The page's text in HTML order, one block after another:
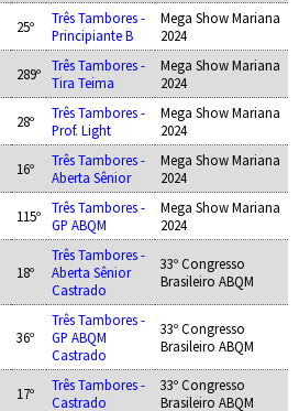
25º
Três Tambores -
Principiante B
Mega Show Mariana
2024
289º
Três Tambores -
Tira Teima
Mega Show Mariana
2024
28º
Três Tambores -
Prof. Light
Mega Show Mariana
2024
16º
Três Tambores -
Aberta Sênior
Mega Show Mariana
2024
115º
Três Tambores -
GP ABQM
Mega Show Mariana
2024
18º
Três Tambores -
Aberta Sênior
Castrado
33º Congresso
Brasileiro ABQM
36º
Três Tambores -
GP ABQM
Castrado
33º Congresso
Brasileiro ABQM
17º
Três Tambores -
Castrado
33º Congresso
Brasileiro ABQM